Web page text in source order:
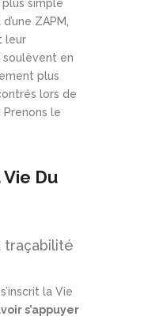
simple
ZAPM,
leur
en
plus
lors de
le
Du
traçabilité
la Vie
s’appuyer